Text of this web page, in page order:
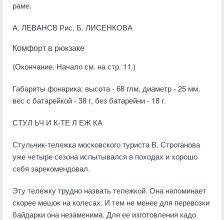
раме.
А. ЛЕВАНСВ Рис. Б. ЛИСЕНКОВА
Комфорт в рюкзаке
(Окончание. Начало см. на стр. 11.)
Габариты фонарика: высота - 68 глм, диаметр - 25 мм,
вес с батарейкой - 38 г, без батарейни - 18 г.
СТУЛ ЬЧ И К-ТЕ Л ЕЖ КА
Стульчик-тележка московского туриста В. Строганова
уже четыре сезона испытывался в походах и хорошо
себя зарекомендовал.
Эту тележку трудно назвать тележкой. Она напоминает
скорее мешок на колесах. И тем не менее для перевозки
байдарки она незаменима. Для ее изготовления кадо